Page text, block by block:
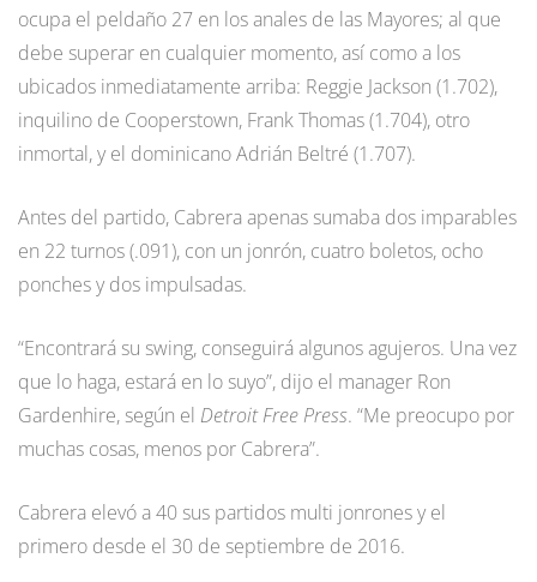
ocupa el peldaño 27 en los anales de las Mayores; al que
debe superar en cualquier momento, así como a los
ubicados inmediatamente arriba: Reggie Jackson (1.702),
inquilino de Cooperstown, Frank Thomas (1.704), otro
inmortal, y el dominicano Adrián Beltré (1.707).
Antes del partido, Cabrera apenas sumaba dos imparables
en 22 turnos (.091), con un jonrón, cuatro boletos, ocho
ponches y dos impulsadas.
“Encontrará su swing, conseguirá algunos agujeros. Una vez
que lo haga, estará en lo suyo”, dijo el manager Ron
Gardenhire, según el Detroit Free Press. “Me preocupo por
muchas cosas, menos por Cabrera”.
Cabrera elevó a 40 sus partidos multi jonrones y el
primero desde el 30 de septiembre de 2016.